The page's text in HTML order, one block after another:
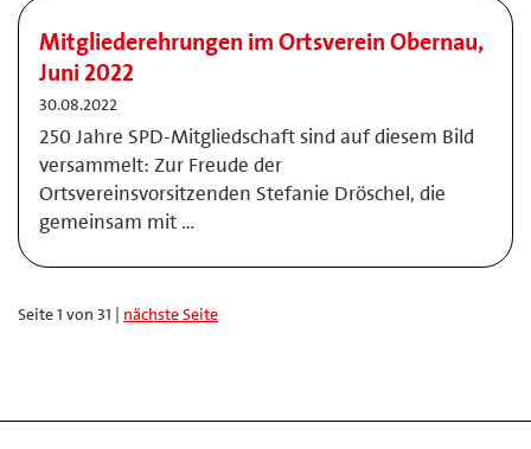
Mitgliederehrungen im Ortsverein Obernau,
Juni 2022
30.08.2022
250 Jahre SPD-Mitgliedschaft sind auf diesem Bild
versammelt: Zur Freude der
Ortsvereinsvorsitzenden Stefanie Dröschel, die
gemeinsam mit …
Seite 1 von 31 | nächste Seite